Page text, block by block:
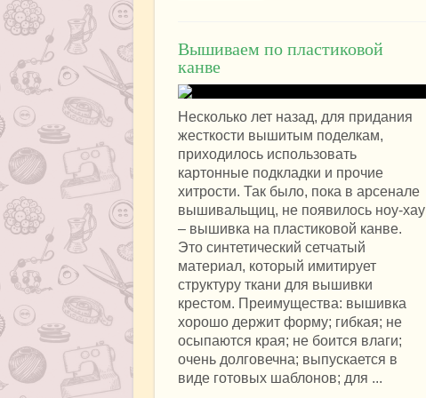
Вышиваем по пластиковой
канве
Несколько лет назад, для придания
жесткости вышитым поделкам,
приходилось использовать
картонные подкладки и прочие
хитрости. Так было, пока в арсенале
вышивальщиц, не появилось ноу-хау
– вышивка на пластиковой канве.
Это синтетический сетчатый
материал, который имитирует
структуру ткани для вышивки
крестом. Преимущества: вышивка
хорошо держит форму; гибкая; не
осыпаются края; не боится влаги;
очень долговечна; выпускается в
виде готовых шаблонов; для ...